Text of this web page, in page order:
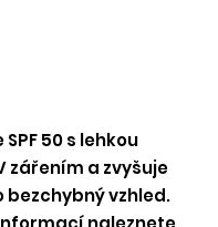
50 s lehkou
zářením a zvyšuje
vzhled.